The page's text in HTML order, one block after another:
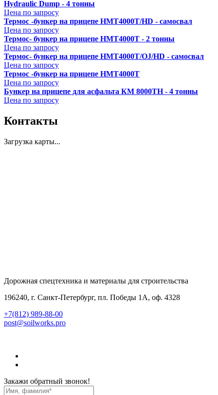
Hydraulic Dump - 4 тонны
Цена по запросу
Термос -бункер на прицепе HMT4000T/HD - самосвал
Цена по запросу
Термос- бункер на прицепе HMT4000T - 2 тонны
Цена по запросу
Термос- бункер на прицепе HMT4000T/OJ/HD - самосвал
Цена по запросу
Термос -бункер на прицепе HMT4000T
Цена по запросу
Бункер на прицепе для асфальта КМ 8000ТH - 4 тонны
Цена по запросу
Контакты
Загрузка карты...
Дорожная спецтехника и материалы для строительства
196240, г. Санкт-Петербург, пл. Победы 1А, оф. 4328
+7(812) 989-88-00
post@soilworks.pro
Закажи обратный звонок!